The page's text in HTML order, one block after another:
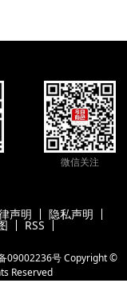
微信关注
声明 隐私声明
RSS
09002236号Copyright ©
Reserved